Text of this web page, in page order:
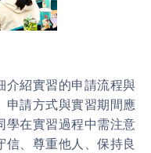
紹實習的申請流程與
申請方式與實習期間應
學在實習過程中需注意
、尊重他人、保持良